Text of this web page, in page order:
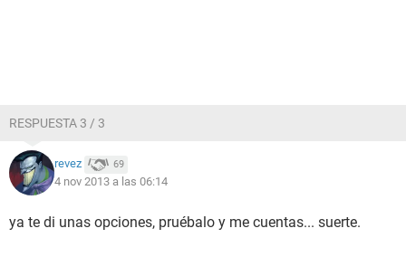
RESPUESTA 3 / 3
revez 69
4 nov 2013 a las 06:14
ya te di unas opciones, pruébalo y me cuentas... suerte.